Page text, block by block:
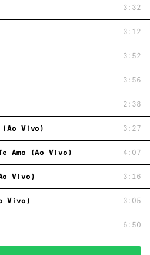
3:32
3:12
3:52
3:56
2:38
(Ao Vivo) 3:27
Amo (Ao Vivo) 4:07
Vivo) 3:16
Vivo) 3:05
6:50